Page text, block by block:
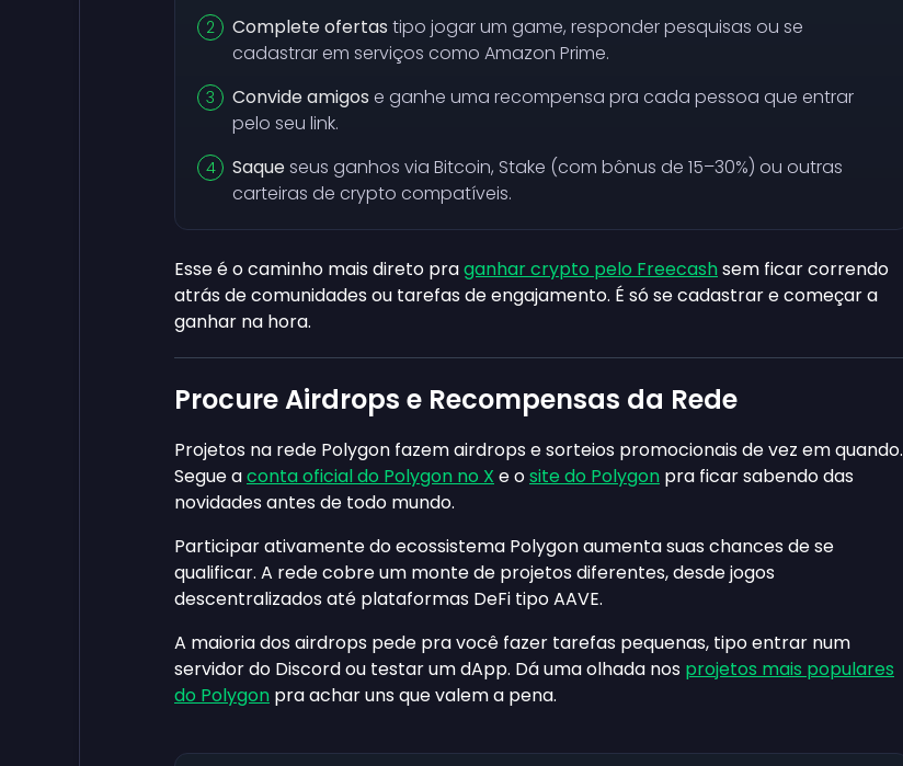
Complete ofertas tipo jogar um game, responder pesquisas ou se
cadastrar em serviços como Amazon Prime.
Convide amigos e ganhe uma recompensa pra cada pessoa que entrar
pelo seu link.
Saqueseus ganhos via Bitcoin, Stake (com bônus de 15–30%) ou outras
carteiras de crypto compatíveis.
Esse é o caminho mais direto praganhar crypto pelo Freecashsem ficar correndo
atrás de comunidades ou tarefas de engajamento. É só se cadastrar e começar a
ganhar na hora.
Procure Airdrops e Recompensas da Rede
Projetos na rede Polygon fazem airdrops e sorteios promocionais de vez em quando.
Segue aconta oficial do Polygon no X e osite do Polygon pra ficar sabendo das
novidades antes de todo mundo.
Participar ativamente do ecossistema Polygon aumenta suas chances de se
qualificar. A rede cobre um monte de projetos diferentes, desde jogos
descentralizados até plataformas DeFi tipo AAVE.
A maioria dos airdrops pede pra você fazer tarefas pequenas, tipo entrar num
servidor do Discord ou testar um dApp. Dá uma olhada nos projetos mais populares
do Polygon pra achar uns que valem a pena.